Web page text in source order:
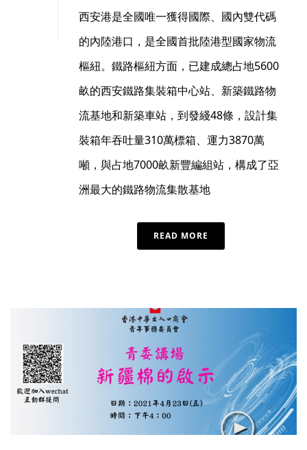
西安港是全國唯一獲得國際、國內雙代碼
的內陸港口，是全國首批陸港型國家物流
樞紐。鐵路樞紐方面，已建成總占地5600
畝的西安鐵路集裝箱中心站、新築鐵路物
流基地和新築車站，到發綫48條，設計集
裝箱年吞吐量310萬標箱、運力3870萬
噸，與占地7000畝新豐編組站，構成了亞
洲最大的鐵路物流集散基地
READ MORE